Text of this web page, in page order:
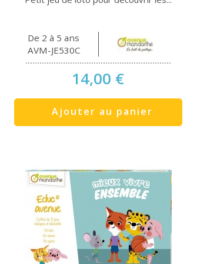
De 2 à 5 ans
AVM-JE530C
14,00 €
Ajouter au panier